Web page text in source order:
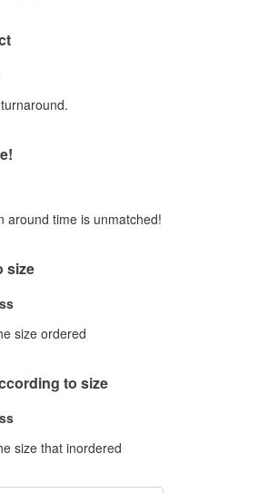
around time is unmatched!
size
size ordered
to size
size that inordered